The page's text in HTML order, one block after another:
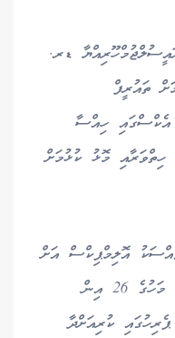
ޑރ.
ތައުރީފް
އެކްސްގައި ހިއްސާ
މޮޅު ކުޅުމަށް
އޮލިމްޕިކްސް އަށް
ކޮލިފައިވި ފުރަތަމަ ބައިވެރިޔާއެވެ. މި މަހުގެ 26 އިން
ޕެރިހުގައި ކުރިއަށްދާ